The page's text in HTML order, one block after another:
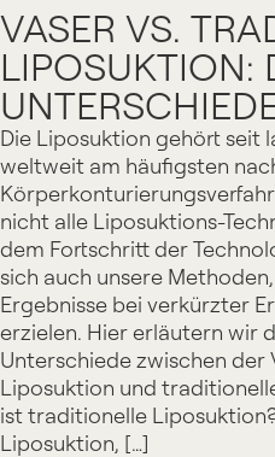
VASER VS.
LIPOSUKTION:
Die Liposuktion gehört seit
weltweit am häufigsten
nicht alle Liposuktions-
dem Fortschritt der
sich auch unsere
Ergebnisse bei verkürzter
erzielen. Hier erläutern wir
Unterschiede zwischen der
Liposuktion und
ist traditionelle
Liposuktion, […]